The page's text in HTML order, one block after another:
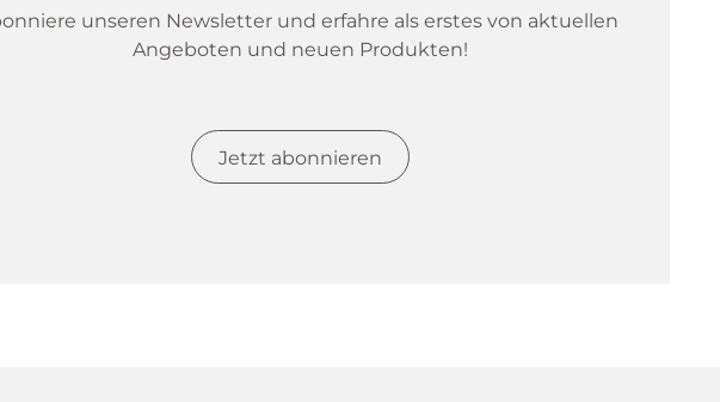
unseren Newsletter und erfahre als erstes von aktuellen
Angeboten und neuen Produkten!
Jetzt abonnieren